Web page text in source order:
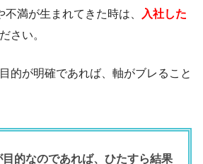
満が生まれてきた時は、
入社した
さい。
的が明確であれば、軸がブレること
的なのであれば、ひたすら結果